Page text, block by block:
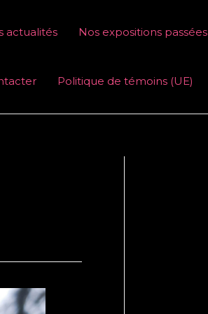
actualités Nos expositions passées
Politique de témoins (UE)